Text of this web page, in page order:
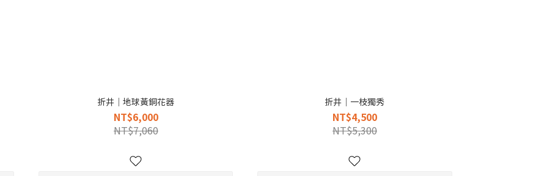
折井｜地球黃銅花器
NT$6,000
NT$7,060
折井｜一枝獨秀
NT$4,500
NT$5,300